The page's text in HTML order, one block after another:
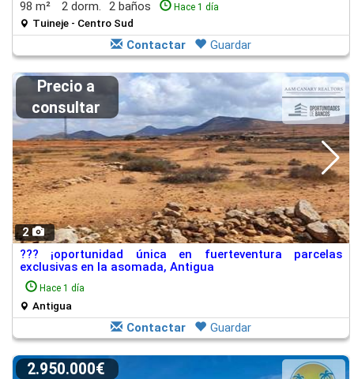
98 m² 2 dorm. 2 baños Hace 1 día
Tuineje - Centro Sud
Contactar Guardar
2
Precio a
consultar
??? ¡oportunidad única en fuerteventura parcelas
exclusivas en la asomada, Antigua
Hace 1 día
Antigua
Contactar Guardar
2.950.000€